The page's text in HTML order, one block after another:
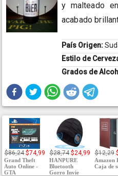
y malteado
acabado
País Origen:
Estilo de
Grados de
$86,24 $74,99
Grand Theft
Auto Online -
GTA
$28,74 $24,99
HANPURE
Bluetooth
Gorro Invie
$12,29
Amazon
Caja de